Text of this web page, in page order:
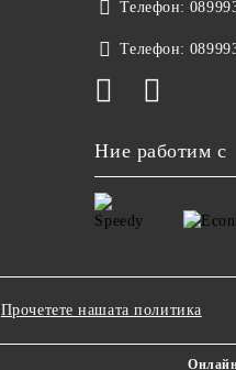
Телефон:
Телефон:
Ние работим с
Прочетете нашата политика